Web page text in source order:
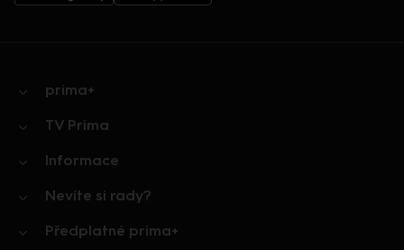
prima+
TV Prima
Informace
Nevíte si rady?
Předplatné prima+